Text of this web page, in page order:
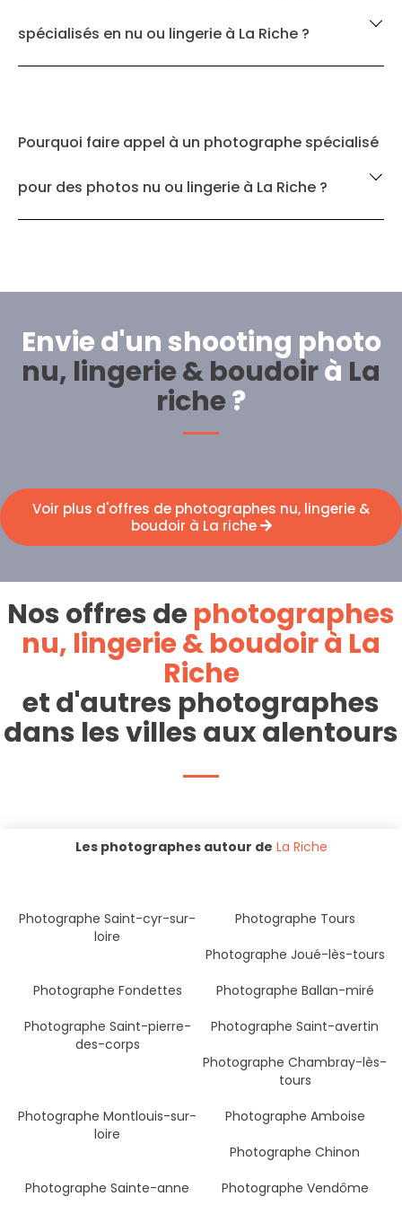
spécialisés en nu ou lingerie à La Riche ?
Pourquoi faire appel à un photographe spécialisé
pour des photos nu ou lingerie à La Riche ?
Envie d'un shooting photo
nu, lingerie & boudoirà La
riche?
Voir plus d'offres de photographes nu, lingerie &
boudoir à La riche
Nos offres dephotographes
nu, lingerie & boudoir à La
Riche
et d'autres photographes
dans les villes aux alentours
Les photographes autour de La Riche
Photographe Saint-cyr-sur-
loire
Photographe Tours
Photographe Joué-lès-tours
Photographe Fondettes
Photographe Ballan-miré
Photographe Saint-pierre-
des-corps
Photographe Saint-avertin
Photographe Chambray-lès-
tours
Photographe Montlouis-sur-
loire
Photographe Amboise
Photographe Chinon
Photographe Sainte-anne
Photographe Vendôme